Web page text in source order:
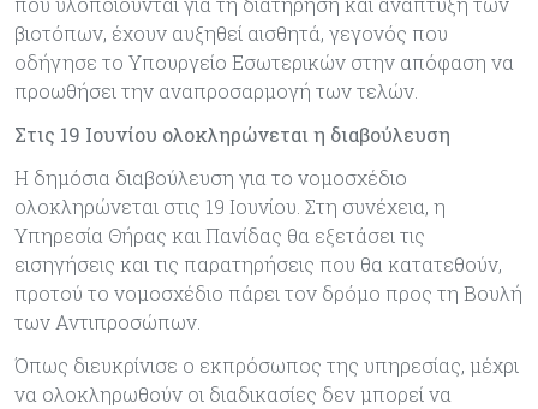
βιοτόπων, έχουν αυξηθεί αισθητά, γεγονός που
οδήγησε το Υπουργείο Εσωτερικών στην απόφαση να
προωθήσει την αναπροσαρμογή των τελών.
Στις 19 Ιουνίου ολοκληρώνεται η διαβούλευση
Η δημόσια διαβούλευση για το νομοσχέδιο
ολοκληρώνεται στις 19 Ιουνίου. Στη συνέχεια, η
Υπηρεσία Θήρας και Πανίδας θα εξετάσει τις
εισηγήσεις και τις παρατηρήσεις που θα κατατεθούν,
προτού το νομοσχέδιο πάρει τον δρόμο προς τη Βουλή
των Αντιπροσώπων.
Όπως διευκρίνισε ο εκπρόσωπος της υπηρεσίας, μέχρι
να ολοκληρωθούν οι διαδικασίες δεν μπορεί να